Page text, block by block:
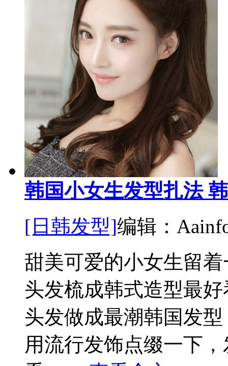
韩国小女生发型扎法
[日韩发型]编辑：
甜美可爱的小女生留
头发梳成韩式造型最
头发做成最潮韩国发
用流行发饰点缀一下